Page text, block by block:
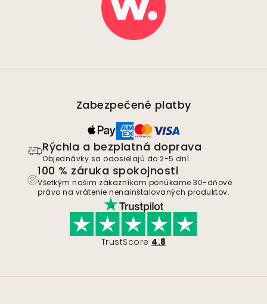
Zabezpečené platby
Rýchla a bezplatná doprava
Objednávky sa odosielajú do 2-5 dní.
100 % záruka spokojnosti
Všetkým našim zákazníkom ponúkame 30-dňové
právo na vrátenie nenainštalovaných produktov.
TrustScore 4.8